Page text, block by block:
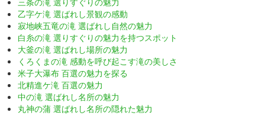
乙字ケ滝 選ばれし景観の感動
寂地峡五竜の滝 選ばれし自然の魅力
白糸の滝 選りすぐりの魅力を持つスポット
大釜の滝 選ばれし場所の魅力
くろくまの滝 感動を呼び起こす滝の美しさ
米子大瀑布 百選の魅力を探る
北精進ケ滝 百選の魅力
中の滝 選ばれし名所の魅力
丸神の蒲 選ばれし名所の隠れた魅力